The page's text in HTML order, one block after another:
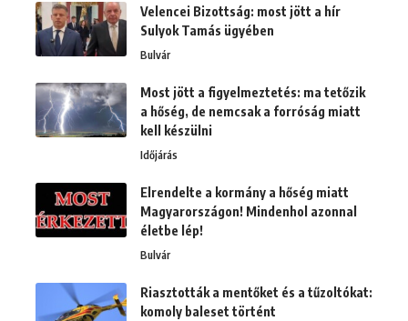
Velencei Bizottság: most jött a hír
Sulyok Tamás ügyében
Bulvár
Most jött a figyelmeztetés: ma tetőzik
a hőség, de nemcsak a forróság miatt
kell készülni
Időjárás
Elrendelte a kormány a hőség miatt
Magyarországon! Mindenhol azonnal
életbe lép!
Bulvár
Riasztották a mentőket és a tűzoltókat:
komoly baleset történt